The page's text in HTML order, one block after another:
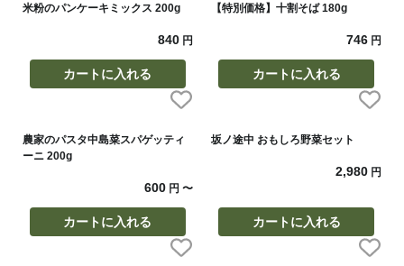
米粉のパンケーキミックス 200g
840円
カートに入れる
【特別価格】十割そば 180g
746 円
カートに入れる
農家のパスタ中島菜スパゲッティ
ーニ 200g
600円 〜
カートに入れる
坂ノ途中 おもしろ野菜セット
2,980 円
カートに入れる